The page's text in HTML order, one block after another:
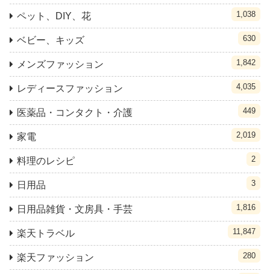
ペット、DIY、花 1,038
ベビー、キッズ 630
メンズファッション 1,842
レディースファッション 4,035
医薬品・コンタクト・介護 449
家電 2,019
料理のレシピ 2
日用品 3
日用品雑貨・文房具・手芸 1,816
楽天トラベル 11,847
楽天ファッション 280